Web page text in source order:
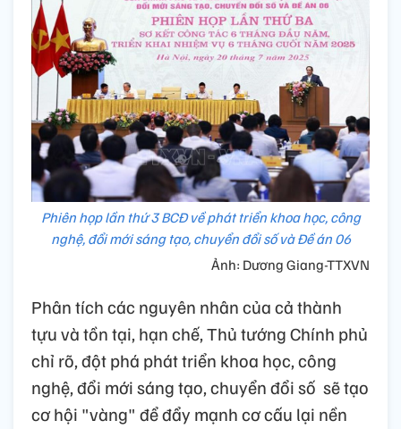
Phiên họp lần thứ 3 BCĐ về phát triển khoa học, công
nghệ, đổi mới sáng tạo, chuyển đổi số và Đề án 06
Ảnh: Dương Giang-TTXVN
Phân tích các nguyên nhân của cả thành
tựu và tồn tại, hạn chế, Thủ tướng Chính phủ
chỉ rõ, đột phá phát triển khoa học, công
nghệ, đổi mới sáng tạo, chuyển đổi số sẽ tạo
cơ hội "vàng" để đẩy mạnh cơ cấu lại nền